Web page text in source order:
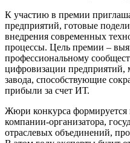
К участию в премии
предприятий, готовые
внедрения современных
процессы. Цель премии –
профессиональному
цифровизации
завода, способствующие
прибыли за счет ИТ.
Жюри конкурса формируется
компании-организатора,
отраслевых объединений,